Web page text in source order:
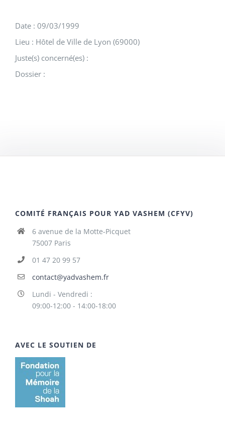
Date : 09/03/1999
Lieu : Hôtel de Ville de Lyon (69000)
Juste(s) concerné(es) :
Dossier :
COMITÉ FRANÇAIS POUR YAD VASHEM (CFYV)
6 avenue de la Motte-Picquet
75007 Paris
01 47 20 99 57
contact@yadvashem.fr
Lundi - Vendredi :
09:00-12:00 - 14:00-18:00
AVEC LE SOUTIEN DE